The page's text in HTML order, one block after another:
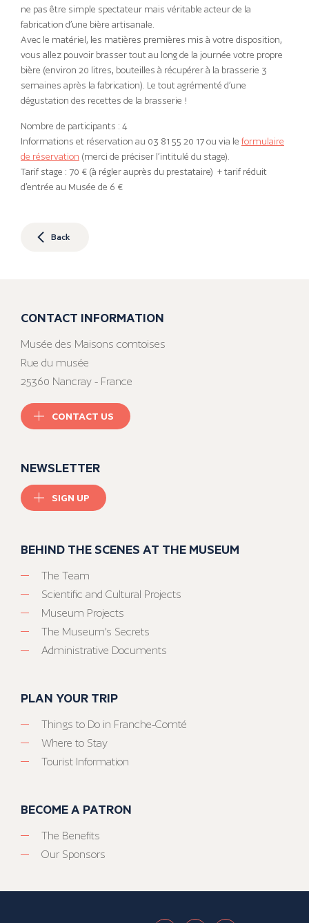
ne pas être simple spectateur mais véritable acteur de la
fabrication d’une bière artisanale.
Avec le matériel, les matières premières mis à votre disposition,
vous allez pouvoir brasser tout au long de la journée votre propre
bière (environ 20 litres, bouteilles à récupérer à la brasserie 3
semaines après la fabrication). Le tout agrémenté d’une
dégustation des recettes de la brasserie !
Nombre de participants : 4
Informations et réservation au 03 81 55 20 17 ou via le formulaire
de réservation (merci de préciser l’intitulé du stage).
Tarif stage : 70 € (à régler auprès du prestataire) + tarif réduit
d’entrée au Musée de 6 €
Back
CONTACT INFORMATION
Musée des Maisons comtoises
Rue du musée
25360 Nancray - France
CONTACT US
NEWSLETTER
SIGN UP
BEHIND THE SCENES AT THE MUSEUM
The Team
Scientific and Cultural Projects
Museum Projects
The Museum’s Secrets
Administrative Documents
PLAN YOUR TRIP
Things to Do in Franche-Comté
Where to Stay
Tourist Information
BECOME A PATRON
The Benefits
Our Sponsors